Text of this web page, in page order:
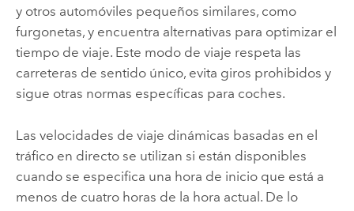
y otros automóviles pequeños similares, como
furgonetas, y encuentra alternativas para optimizar el
tiempo de viaje. Este modo de viaje respeta las
carreteras de sentido único, evita giros prohibidos y
sigue otras normas específicas para coches.
Las velocidades de viaje dinámicas basadas en el
tráfico en directo se utilizan si están disponibles
cuando se especifica una hora de inicio que está a
menos de cuatro horas de la hora actual. De lo